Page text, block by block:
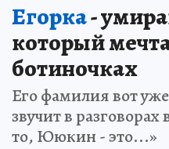
Егорка-
который
ботиночках
Его фамилия вот
звучит в
то, Ююкин - это...»